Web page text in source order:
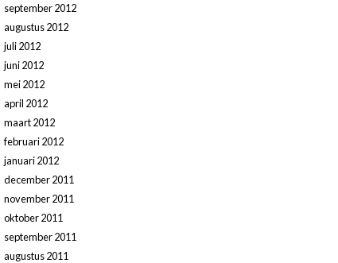
september 2012
augustus 2012
juli 2012
juni 2012
mei 2012
april 2012
maart 2012
februari 2012
januari 2012
december 2011
november 2011
oktober 2011
september 2011
augustus 2011